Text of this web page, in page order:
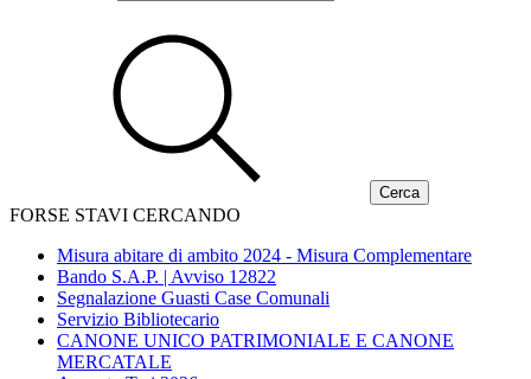
FORSE STAVI CERCANDO
Misura abitare di ambito 2024 - Misura Complementare
Bando S.A.P. | Avviso 12822
Segnalazione Guasti Case Comunali
Servizio Bibliotecario
CANONE UNICO PATRIMONIALE E CANONE
MERCATALE